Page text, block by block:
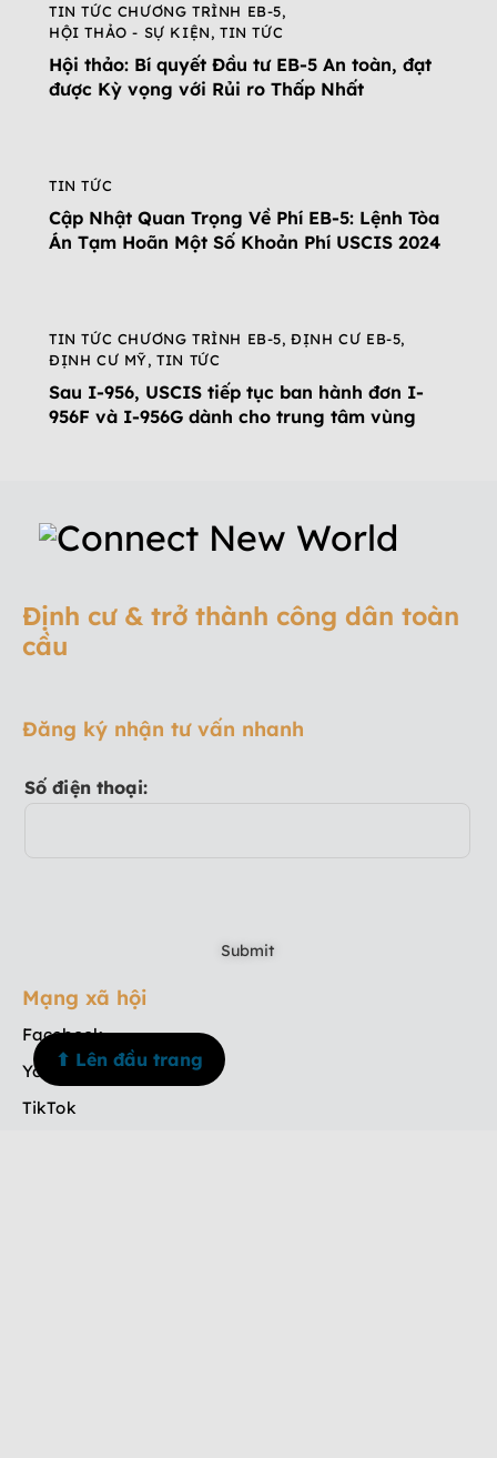
TIN TỨC CHƯƠNG TRÌNH EB-5,
HỘI THẢO - SỰ KIỆN,TIN TỨC
Hội thảo: Bí quyết Đầu tư EB-5 An toàn, đạt
được Kỳ vọng với Rủi ro Thấp Nhất
TIN TỨC
Cập Nhật Quan Trọng Về Phí EB-5: Lệnh Tòa
Án Tạm Hoãn Một Số Khoản Phí USCIS 2024
TIN TỨC CHƯƠNG TRÌNH EB-5,ĐỊNH CƯ EB-5,
ĐỊNH CƯ MỸ,TIN TỨC
Sau I-956, USCIS tiếp tục ban hành đơn I-
956F và I-956G dành cho trung tâm vùng
Định cư & trở thành công dân toàn
cầu
Đăng ký nhận tư vấn nhanh
Số điện thoại:
Mạng xã hội
Facebook
Youtube
TikTok
⬆ Lên đầu trang